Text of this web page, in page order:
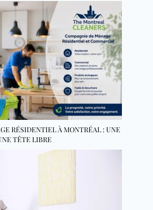
RÉSIDENTIEL À MONTRÉAL : UNE
TÊTE LIBRE